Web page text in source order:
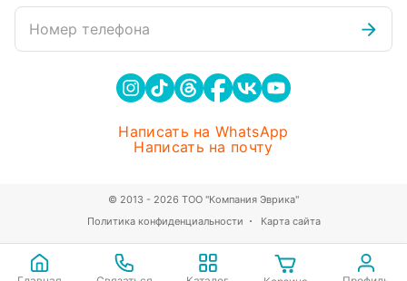
Номер телефона
Написать на WhatsApp
Написать на почту
Политика конфиденциальности Карта сайта
© 2013 - 2026 ТОО "Компания Эврика"